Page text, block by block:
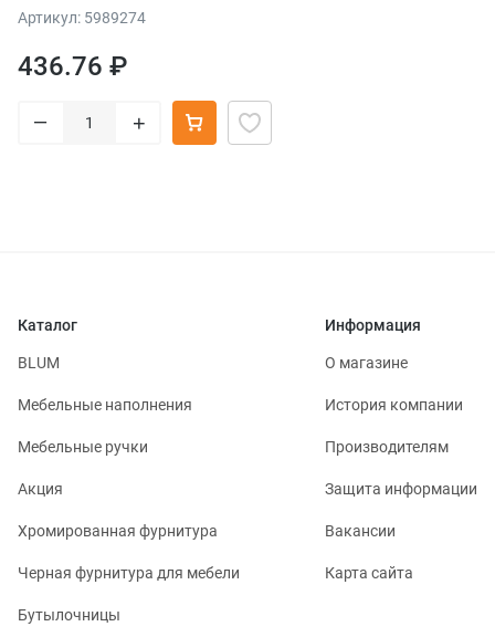
Артикул: 5989274
436.76 ₽
– +
Каталог
BLUM
Мебельные наполнения
Мебельные ручки
Акция
Хромированная фурнитура
Черная фурнитура для мебели
Бутылочницы
Информация
О магазине
История компании
Производителям
Защита информации
Вакансии
Карта сайта